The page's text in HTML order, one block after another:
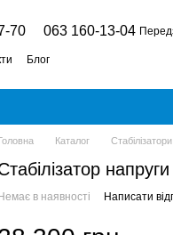
70 063 160-13-04
Блог
Каталог
Немає в наявності Написати